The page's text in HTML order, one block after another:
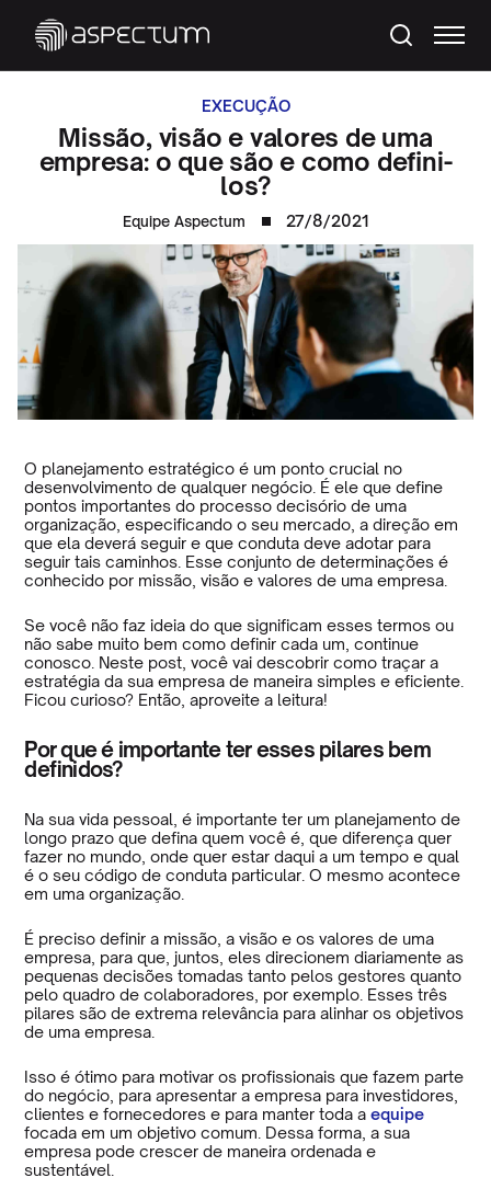
EXECUÇÃO
Missão, visão e valores de uma
empresa: o que são e como defini-
los?
Equipe Aspectum 27/8/2021
O planejamento estratégico é um ponto crucial no
desenvolvimento de qualquer negócio. É ele que define
pontos importantes do processo decisório de uma
organização, especificando o seu mercado, a direção em
que ela deverá seguir e que conduta deve adotar para
seguir tais caminhos. Esse conjunto de determinações é
conhecido por missão, visão e valores de uma empresa.
Se você não faz ideia do que significam esses termos ou
não sabe muito bem como definir cada um, continue
conosco. Neste post, você vai descobrir como traçar a
estratégia da sua empresa de maneira simples e eficiente.
Ficou curioso? Então, aproveite a leitura!
Por que é importante ter esses pilares bem
definidos?
Na sua vida pessoal, é importante ter um planejamento de
longo prazo que defina quem você é, que diferença quer
fazer no mundo, onde quer estar daqui a um tempo e qual
é o seu código de conduta particular. O mesmo acontece
em uma organização.
É preciso definir a missão, a visão e os valores de uma
empresa, para que, juntos, eles direcionem diariamente as
pequenas decisões tomadas tanto pelos gestores quanto
pelo quadro de colaboradores, por exemplo. Esses três
pilares são de extrema relevância para alinhar os objetivos
de uma empresa.
Isso é ótimo para motivar os profissionais que fazem parte
do negócio, para apresentar a empresa para investidores,
clientes e fornecedores e para manter toda aequipe
focada em um objetivo comum. Dessa forma, a sua
empresa pode crescer de maneira ordenada e
sustentável.